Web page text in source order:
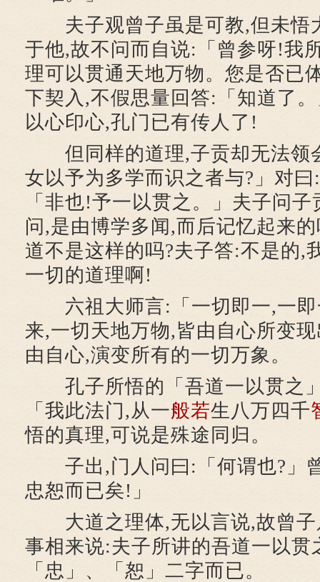
夫子观曾子虽是可教,但未悟
于他,故不问而自说:「曾参呀!我
理可以贯通天地万物。您是否已
下契入,不假思量回答:「知道了
以心印心,孔门已有传人了!
但同样的道理,子贡却无法领
女以予为多学而识之者与?」对
「非也!予一以贯之。」夫子问
问,是由博学多闻,而后记忆起来
道不是这样的吗?夫子答:不是的,
一切的道理啊!
六祖大师言:「一切即一,一即
来,一切天地万物,皆由自心所变
由自心,演变所有的一切万象。
孔子所悟的「吾道一以贯之
「我此法门,从一般若生八万四千
悟的真理,可说是殊途同归。
子出,门人问曰:「何谓也?」
忠恕而已矣!」
大道之理体,无以言说,故曾子
事相来说:夫子所讲的吾道一以贯
「忠」、「恕」二字而已。